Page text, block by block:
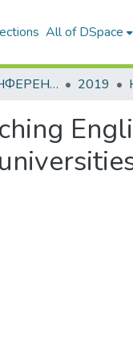
All of DSpace
МАТЕРІАЛИ КОНФЕРЕНЦІЙ 2019